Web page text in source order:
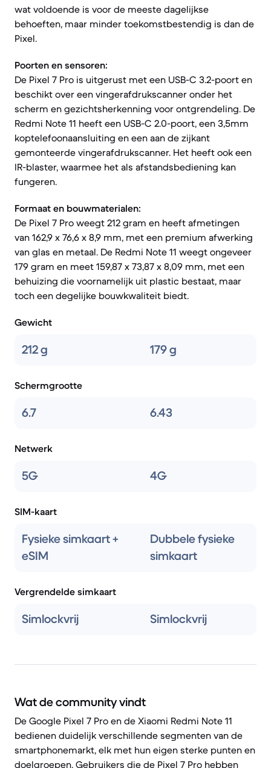
wat voldoende is voor de meeste dagelijkse
behoeften, maar minder toekomstbestendig is dan de
Pixel.
Poorten en sensoren:
De Pixel 7 Pro is uitgerust met een USB-C 3.2-poort en
beschikt over een vingerafdrukscanner onder het
scherm en gezichtsherkenning voor ontgrendeling. De
Redmi Note 11 heeft een USB-C 2.0-poort, een 3,5mm
koptelefoonaansluiting en een aan de zijkant
gemonteerde vingerafdrukscanner. Het heeft ook een
IR-blaster, waarmee het als afstandsbediening kan
fungeren.
Formaat en bouwmaterialen:
De Pixel 7 Pro weegt 212 gram en heeft afmetingen
van 162,9 x 76,6 x 8,9 mm, met een premium afwerking
van glas en metaal. De Redmi Note 11 weegt ongeveer
179 gram en meet 159,87 x 73,87 x 8,09 mm, met een
behuizing die voornamelijk uit plastic bestaat, maar
toch een degelijke bouwkwaliteit biedt.
Gewicht
212 g 179 g
Schermgrootte
6.7 6.43
Netwerk
5G 4G
SIM-kaart
Fysieke simkaart +
eSIM
Dubbele fysieke
simkaart
Vergrendelde simkaart
Simlockvrij Simlockvrij
Wat de community vindt
De Google Pixel 7 Pro en de Xiaomi Redmi Note 11
bedienen duidelijk verschillende segmenten van de
smartphonemarkt, elk met hun eigen sterke punten en
doelgroepen. Gebruikers die de Pixel 7 Pro hebben